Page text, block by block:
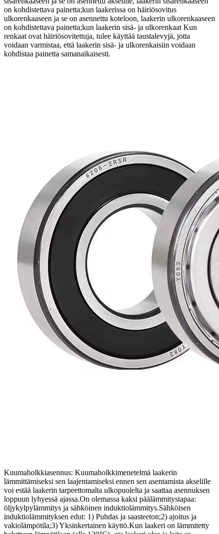
on kohdistettava painetta;kun laakerissa on häiriösovitus
ulkorenkaaseen ja se on asennettu koteloon, laakerin ulkorenkaaseen
on kohdistettava painetta;kun laakerin sisä- ja ulkorenkaat Kun
renkaat ovat häiriösovitettuja, tulee käyttää taustalevyjä, jotta
voidaan varmistaa, että laakerin sisä- ja ulkorenkaisiin voidaan
kohdistaa painetta samanaikaisesti.
Kuumaholkkiasennus: Kuumaholkkimenetelmä laakerin
lämmittämiseksi sen laajentamiseksi ennen sen asentamista akselille
voi estää laakerin tarpeettomalta ulkopuolelta ja saattaa asennuksen
loppuun lyhyessä ajassa.On olemassa kaksi päälämmitystapaa:
öljykylpylämmitys ja sähköinen induktiolämmitys.Sähköisen
induktiolämmityksen edut: 1) Puhdas ja saasteeton;2) ajoitus ja
vakiolämpötila;3) Yksinkertainen käyttö.Kun laakeri on lämmitetty